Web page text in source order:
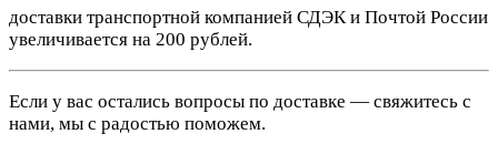
доставки транспортной компанией СДЭК и Почтой России
увеличивается на 200 рублей.
Если у вас остались вопросы по доставке — свяжитесь с
нами, мы с радостью поможем.